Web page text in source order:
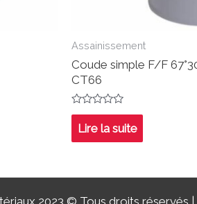
Assainissement
Coude simple F/F
CT66
Note
sur
5
Lire la suite